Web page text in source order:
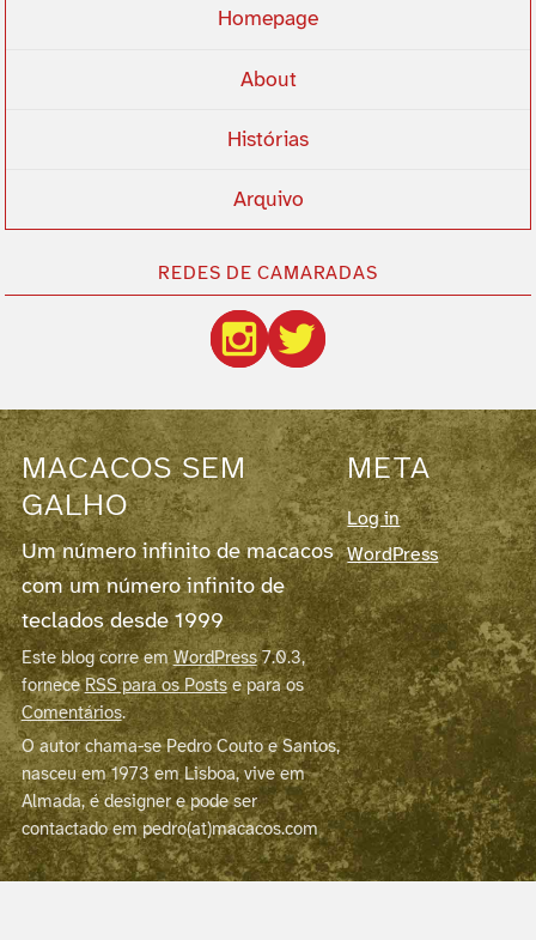
Homepage
About
Histórias
Arquivo
REDES DE CAMARADAS
MACACOS SEM
GALHO
Um número infinito de macacos
com um número infinito de
teclados desde 1999
Este blog corre emWordPress7.0.3,
forneceRSS para os Postse para os
Comentários.
O autor chama-se Pedro Couto e Santos,
nasceu em 1973 em Lisboa, vive em
Almada, é designer e pode ser
contactado em pedro(at)macacos.com
META
Log in
WordPress